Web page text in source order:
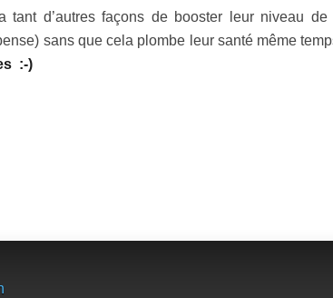
d’autres façons de booster leur niveau de
sans que cela plombe leur santé même
:-)